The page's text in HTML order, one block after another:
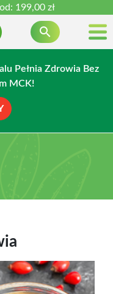
199,00 zł

Pełnia Zdrowia Bez
MCK!